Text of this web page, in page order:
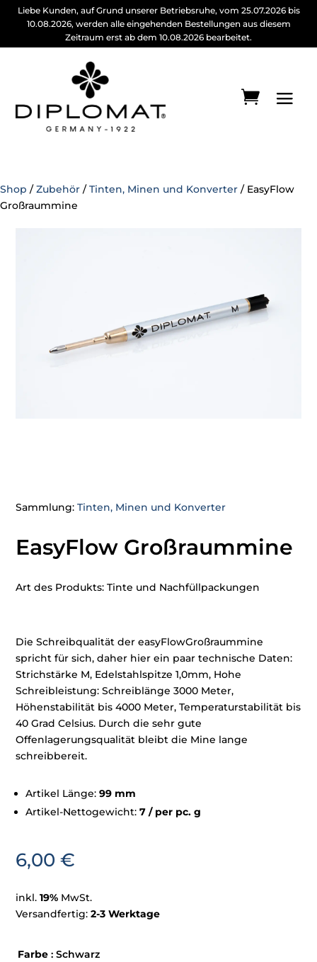
Liebe Kunden, auf Grund unserer Betriebsruhe, vom 25.07.2026 bis
10.08.2026, werden alle eingehenden Bestellungen aus diesem
Zeitraum erst ab dem 10.08.2026 bearbeitet.
Shop / Zubehör / Tinten, Minen und Konverter / EasyFlow
Großraummine
Sammlung:Tinten, Minen und Konverter
EasyFlow Großraummine
Art des Produkts: Tinte und Nachfüllpackungen
Die Schreibqualität der easyFlowGroßraummine
spricht für sich, daher hier ein paar technische Daten:
Strichstärke M, Edelstahlspitze 1,0mm, Hohe
Schreibleistung: Schreiblänge 3000 Meter,
Höhenstabilität bis 4000 Meter, Temperaturstabilität bis
40 Grad Celsius. Durch die sehr gute
Offenlagerungsqualität bleibt die Mine lange
schreibbereit.
Artikel Länge:99 mm
Artikel-Nettogewicht:7 / per pc. g
6,00€
inkl.19% MwSt.
Versandfertig:2-3 Werktage
Farbe : Schwarz